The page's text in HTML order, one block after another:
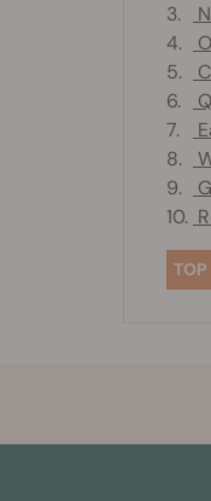
3.
4.
5.
6.
7.
8.
9.
10.